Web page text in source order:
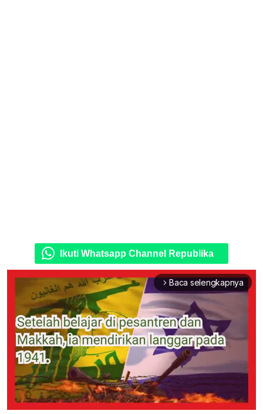
Ikuti Whatsapp Channel Republika
arrow_forward_ios Baca selengkapnya